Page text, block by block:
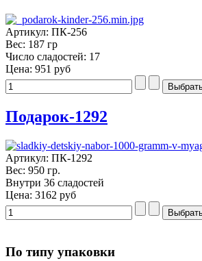
Артикул: ПК-256
Вес: 187 гр
Число сладостей: 17
Цена: 951 руб
Подарок-1292
Артикул: ПК-1292
Вес: 950 гр.
Внутри 36 сладостей
Цена: 3162 руб
По типу упаковки